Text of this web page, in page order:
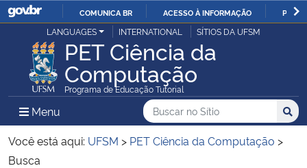
IR
PARA
O
CONTEÚDO
COMUNICA BR ACESSO À INFORMAÇÃO
Ministério da Justiça e Segurança Pública
Ministério da Defesa
Ministério das Relações Exteriores
LANGUAGES INTERNATIONAL SÍTIOS DA UFSM
PET Ciência da
Computação
Programa de Educação Tutorial
Menu Menu Principal do Sítio
Busca
Buscar no no Sítio
Busca:
Você está aqui: UFSM > PET Ciência da Computação >
Busca